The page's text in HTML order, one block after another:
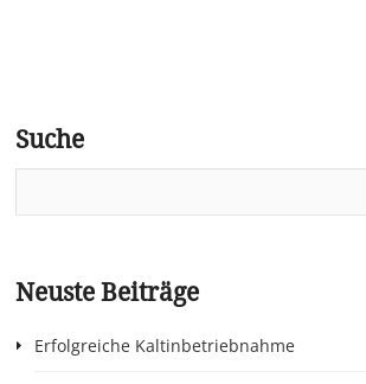
Suche
Neuste Beiträge
Erfolgreiche Kaltinbetriebnahme